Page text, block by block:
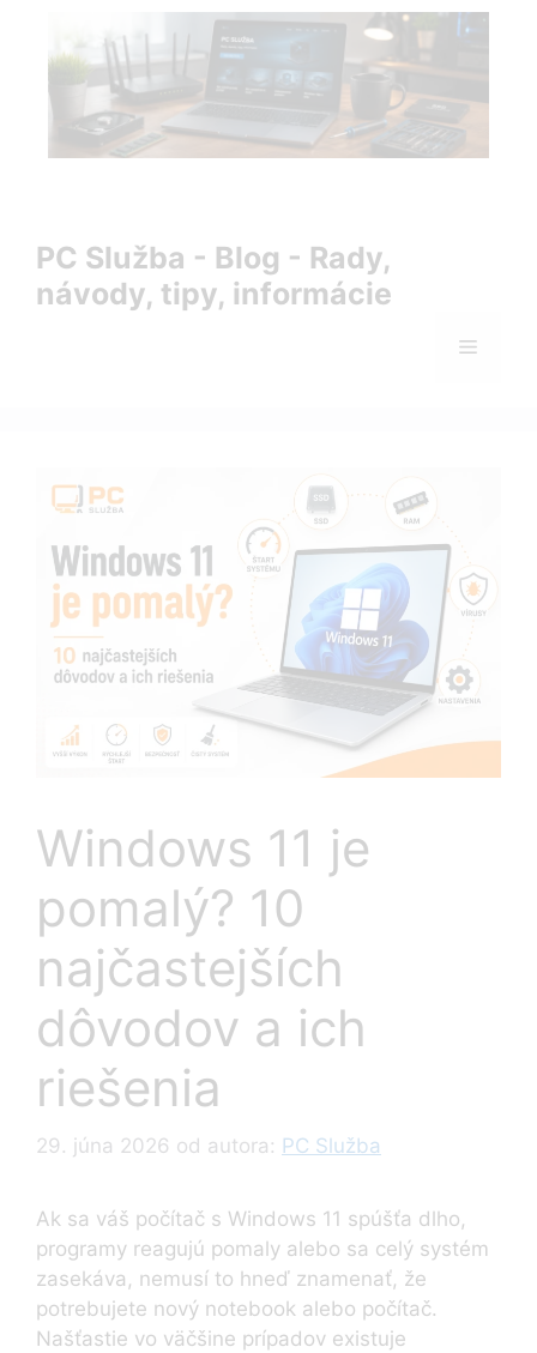
PC Služba - Blog - Rady,
návody, tipy, informácie
Menu
Windows 11 je
pomalý? 10
najčastejších
dôvodov a ich
riešenia
29. júna 2026 od autora: PC Služba
Ak sa váš počítač s Windows 11 spúšťa dlho,
programy reagujú pomaly alebo sa celý systém
zasekáva, nemusí to hneď znamenať, že
potrebujete nový notebook alebo počítač.
Našťastie vo väčšine prípadov existuje